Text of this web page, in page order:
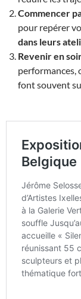
Commencer
pour repérer
dans leurs
Revenir en
performances,
font souvent